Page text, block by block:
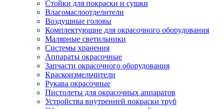
Стойки для покраски и сушки
Влагомаслоотделители
Воздушные головы
Комплектующие для окрасочного оборудования
Малярные светильники
Системы хранения
Аппараты окрасочные
Запчасти окрасочного оборудования
Краскоизмельчители
Рукава окрасочные
Пистолеты для окрасочных аппаратов
Устройства внутренней покраски труб